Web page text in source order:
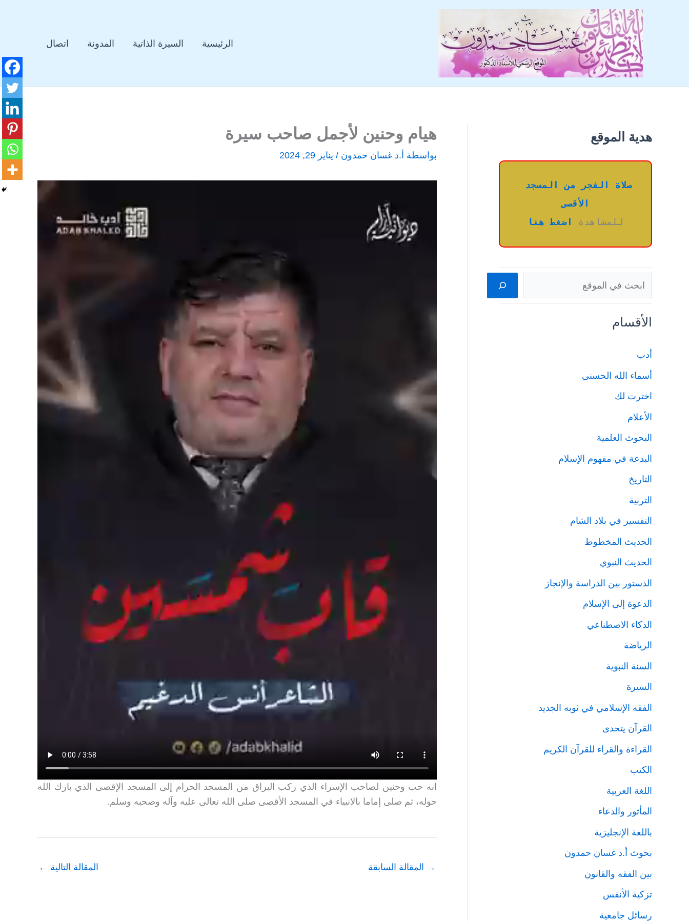
الرئيسية السيرة الذاتية المدونة اتصال
هدية الموقع
الأقصى
للمشاهدة
اضغط هنا
البحث
الأقسام
أدب
أسماء الله الحسنى
اخترت لك
الأعلام
البحوث العلمية
البدعة في مفهوم الإسلام
التاريخ
التربية
التفسير في بلاد الشام
الحديث المخطوط
الحديث النبوي
الدستور بين الدراسة والإنجاز
الدعوة إلى الإسلام
الذكاء الاصطناعي
الرياضة
السنة النبوية
السيرة
الفقه الإسلامي في ثوبه الجديد
القرآن يتحدى
القراءة والقراء للقرآن الكريم
الكتب
اللغة العربية
المأثور والدعاء
باللغة الإنجليزية
بحوث أ.د غسان حمدون
بين الفقه والقانون
تزكية الأنفس
رسائل جامعية
هيام وحنين لأجمل صاحب سيرة
بواسطة أ.د غسان حمدون / يناير 29, 2024
انه حب وحنين لصاحب الإسراء الذي ركب البراق من المسجد الحرام إلى المسجد الإقصى الذي بارك الله
حوله، ثم صلى إماما بالانبياء في المسجد الأقصى صلى الله تعالى عليه وآله وصحبه وسلم.
→ المقالة السابقة المقالة التالية ←